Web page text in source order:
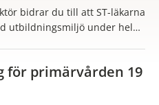
bidrar du till att ST-läkarna
utbildningsmiljö under hela
för primärvården 19